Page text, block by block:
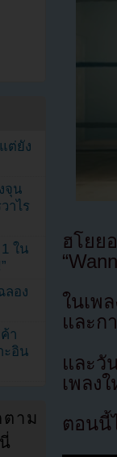
ฮโย
ในเพ
และก
และวั
เพลง
ตอนนี้
ต่ยัง
จุน
าไร
ใน
ลอง
า
ะอิน
าม